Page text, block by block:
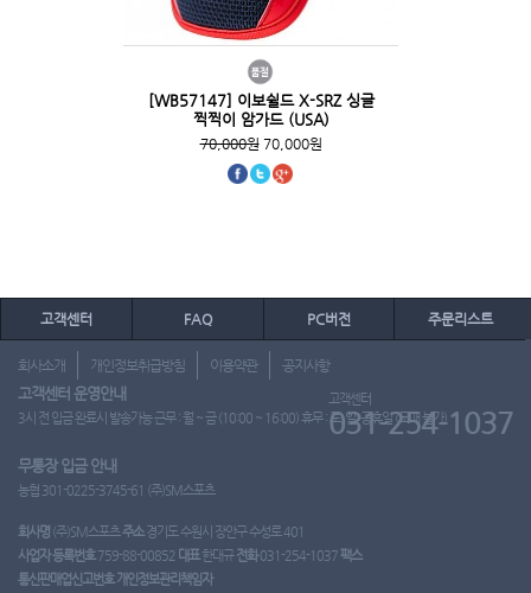
[WB57147] 이보쉴드 X-SRZ 싱글
찍찍이 암가드 (USA)
70,000원70,000원
고객센터 FAQ PC버전 주문리스트
회사소개 개인정보취급방침 이용약관 공지사항
고객센터 운영안내
3시 전 입금 완료시 발송가능 근무 : 월 ~ 금 (10:00 ~ 16:00) 휴무 : 토, 일, 공휴일 (도매 불가)
고객센터
031-254-1037
무통장 입금 안내
농협 301-0225-3745-61 (주)SM스포츠
회사명 (주)SM스포츠주소경기도 수원시 장안구 수성로 401
사업자 등록번호759-88-00852 대표한대규 전화031-254-1037팩스
통신판매업신고번호 개인정보관리책임자